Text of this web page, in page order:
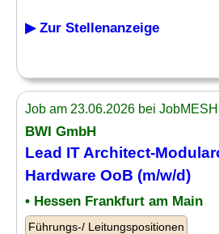
▶ Zur Stellenanzeige
Job am 23.06.2026 bei
BWI GmbH
Lead IT Architect-
Hardware OoB (m/w/d)
• Hessen Frankfurt am Main
Führungs-/ Leitungspositionen